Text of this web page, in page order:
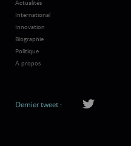
Actualités
International
Innovation
Biographie
Politique
A propos
Dernier tweet :